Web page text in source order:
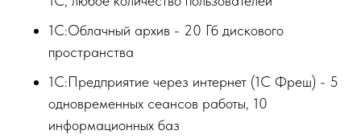
1С:Облачный архив - 20 Гб дискового
пространства
1С:Предприятие через интернет (1С Фреш) - 5
одновременных сеансов работы, 10
информационных баз